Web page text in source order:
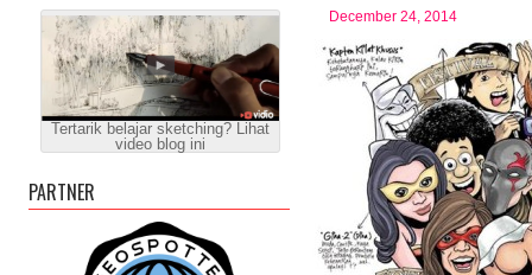
December 24, 2014
Tertarik belajar sketching? Lihat
video blog ini
PARTNER